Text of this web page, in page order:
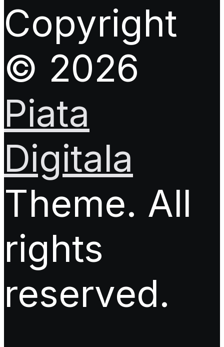
Copyright
© 2026
Piata
Digitala
Theme. All
rights
reserved.